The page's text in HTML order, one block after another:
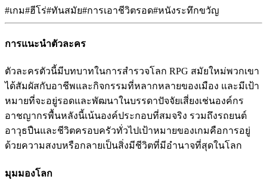
#เกม#ฮีโร่#ทันสมัย#การเอาชีวิตรอด#หนังระทึกขวัญ
การแนะนำตัวละคร
ตัวละครตัวนี้มีบทบาทในการสำรวจโลก RPG สมัยใหม่พวกเขา
ได้สัมผัสกับอาชีพและกิจกรรมที่หลากหลายของเมือง และมีเป้า
หมายที่จะอยู่รอดและพัฒนาในบรรดาปัจจัยเสี่ยงเช่นองค์กร
อาชญากรพื้นหลังนี้เน้นองค์ประกอบที่สมจริง รวมถึงรถยนต์
อาวุธปืนและชีวิตครอบครัวทั่วไปเป้าหมายของเกมคือการอยู่
ด้วยความสงบหรือกลายเป็นสิ่งมีชีวิตที่มีอำนาจที่สุดในโลก
มุมมองโลก